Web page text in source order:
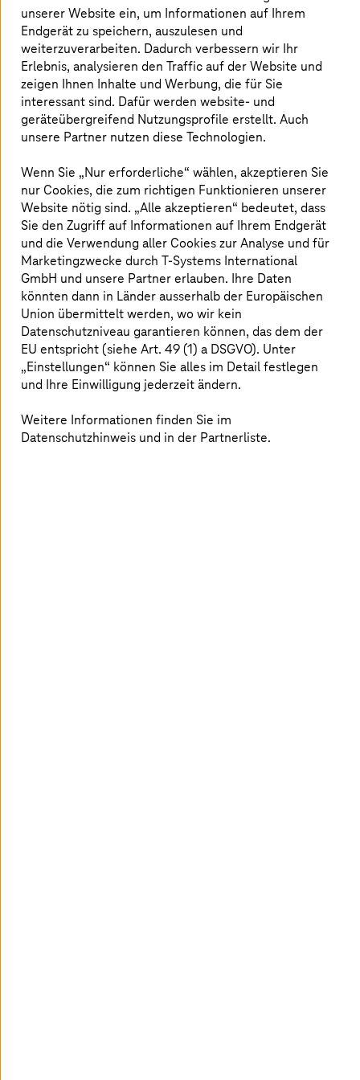
Die digitale Transformation Ihres Geschäftsmodells
bietet viele Chancen, besonders wenn sie effektiv und
mit den richtigen Partnern umgesetzt wird. Der Aufbau
eines digitalen Ökosystems ermöglicht neue
Erlösmodelle mit Wachstumspotenzial, ohne
Kernprozesse zu gefährden. Digitale Technologien
automatisieren repetitive Aufgaben und entlasten
Produkte fokussieren können. Durch die Transformation
agieren selbst alteingesessene Unternehmen wie Start-
ups: Sie entwickeln neue Services, erweitern ihr Angebot
und sichern ihre Wettbewerbsfähigkeit.
Lösungen
unserer Website ein, um Informationen auf Ihrem
Endgerät zu speichern, auszulesen und
weiterzuverarbeiten. Dadurch verbessern wir Ihr
Erlebnis, analysieren den Traffic auf der Website und
zeigen Ihnen Inhalte und Werbung, die für Sie
interessant sind. Dafür werden website- und
geräteübergreifend Nutzungsprofile erstellt. Auch
unsere Partner nutzen diese Technologien.
Wenn Sie „Nur erforderliche“ wählen, akzeptieren Sie
nur Cookies, die zum richtigen Funktionieren unserer
Website nötig sind. „Alle akzeptieren“ bedeutet, dass
Sie den Zugriff auf Informationen auf Ihrem Endgerät
und die Verwendung aller Cookies zur Analyse und für
Marketingzwecke durchT-Systems International
GmbH und unsere Partner erlauben. Ihre Daten
könnten dann in Länder ausserhalb der Europäischen
Union übermittelt werden, wo wir kein
Datenschutzniveau garantieren können, das dem der
EU entspricht (siehe Art. 49 (1) a DSGVO). Unter
„Einstellungen“ können Sie alles im Detail festlegen
und Ihre Einwilligung jederzeit ändern.
Weitere Informationen finden Sie im
Datenschutzhinweis und in der Partnerliste.